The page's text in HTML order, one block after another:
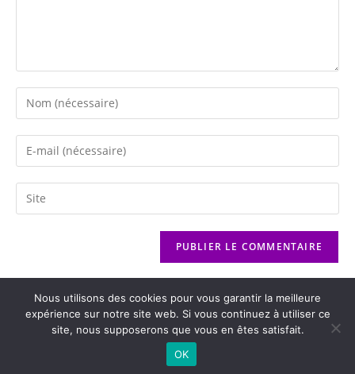
2026 - Variance FM - Mentions légales - Politique de confidentialité -
- Réalisation
Nous utilisons des cookies pour vous garantir la meilleure
expérience sur notre site web. Si vous continuez à utiliser ce
site, nous supposerons que vous en êtes satisfait.
OK